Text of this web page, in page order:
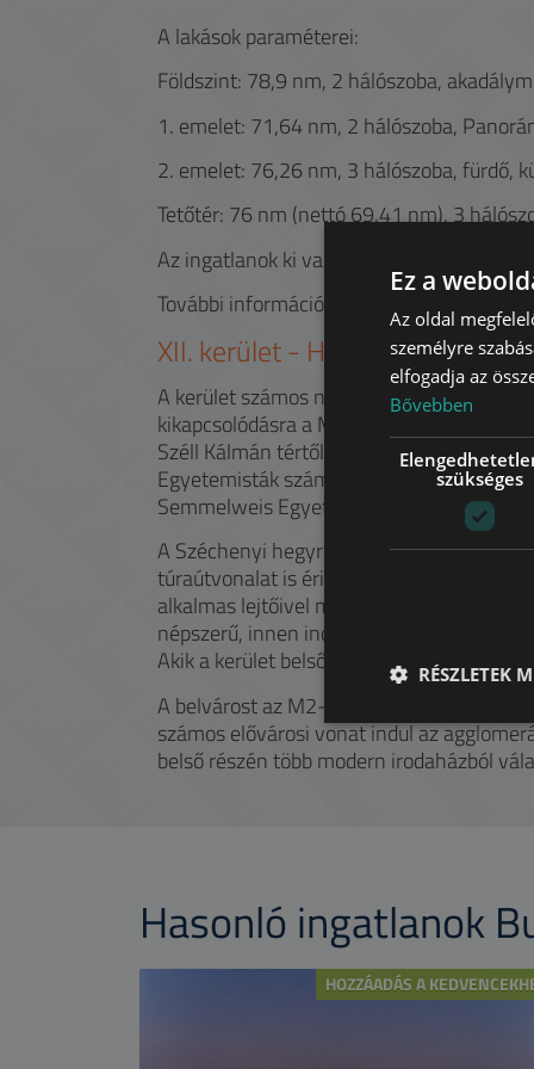
A lakások paraméterei:
Földszint: 78,9 nm, 2 hálószoba,
1. emelet: 71,64 nm, 2 hálószoba,
2. emelet: 76,26 nm, 3 hálószoba, fürdő,
Tetőtér: 76 nm (nettó 69,41 nm), 3
Az ingatlanok ki vannak adva, így
További információért kérem hívjon!
XII. kerület - Hegyvidék
A kerület számos nagykövetség,
kikapcsolódásra a MOM Park, a
Széll Kálmán tértől a Mammut is csupán
Egyetemisták számára a Testnevelési
Semmelweis Egyetem (SOTE) több
A Széchenyi hegyről indul a
túraútvonalat is érint útközben. A
alkalmas lejtőivel minden évszakban a
népszerű, innen indul a Zugligeti Libegő
Akik a kerület belsőbb részeiben keresnek
A belvárost az M2-es metróval a Széll
számos elővárosi vonat indul az
belső részén több modern irodaházból
Hasonló ingatlanok
HOZZÁADÁS A
Ez a
Az oldal
személyre
elfogadja az
Bővebben
szükséges
RÉSZLETEK